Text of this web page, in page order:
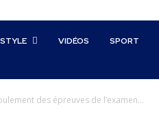
VIDÉOS SPORT
des épreuves de l’examen...